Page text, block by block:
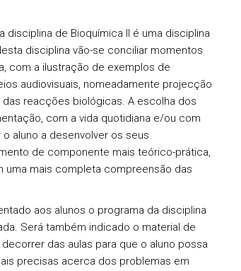
de Bioquímica II é uma disciplina
disciplina vão-se conciliar momentos
com a ilustração de exemplos de
audiovisuais, nomeadamente projecção
reacções biológicas. A escolha dos
com a vida quotidiana e/ou com
aluno a desenvolver os seus
de componente mais teórico-prática,
mais completa compreensão das
aos alunos o programa da disciplina
Será também indicado o material de
das aulas para que o aluno possa
precisas acerca dos problemas em